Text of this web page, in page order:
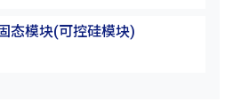
态模块(可控硅模块)